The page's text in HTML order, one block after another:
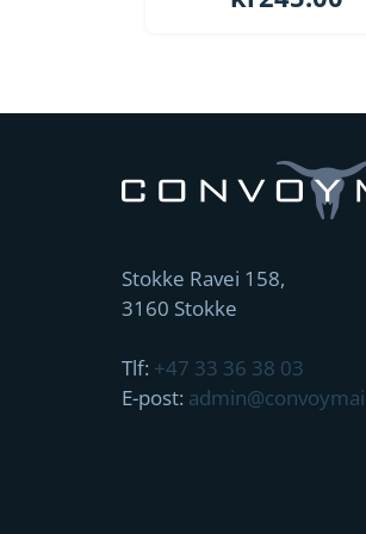
Stokke Ravei 158,
3160 Stokke
Tlf: +47 33 36 38 03
E-post: